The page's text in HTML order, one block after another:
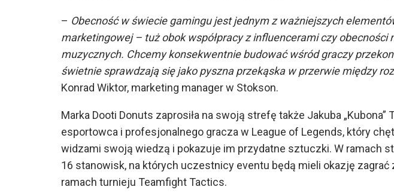
– Obecność w świecie gamingu jest jednym z ważniejszych
marketingowej – tuż obok współpracy z influencerami czy obecności
muzycznych. Chcemy konsekwentnie budować wśród graczy
świetnie sprawdzają się jako pyszna przekąska w przerwie między
Konrad Wiktor, marketing manager w Stokson.
Marka Dooti Donuts zaprosiła na swoją strefę także Jakuba
esportowca i profesjonalnego gracza w League of Legends, który
widzami swoją wiedzą i pokazuje im przydatne sztuczki. W ramach
16 stanowisk, na których uczestnicy eventu będą mieli okazję
ramach turnieju Teamfight Tactics.